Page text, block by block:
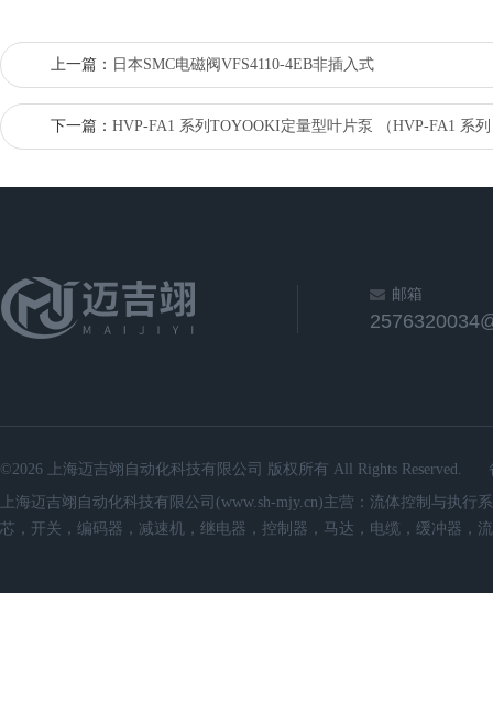
上一篇： 日本SMC电磁阀VFS4110-4EB非插入式
下一篇： HVP-FA1 系列TOYOOKI定量型叶片泵 （HVP-FA1 系
邮箱
©2026 上海迈吉翊自动化科技有限公司 版权所有 All Rights Reserved.
上海迈吉翊自动化科技有限公司(www.sh-mjy.cn)主营：流体控制与执
芯，开关，编码器，减速机，继电器，控制器，马达，电缆，缓冲器，